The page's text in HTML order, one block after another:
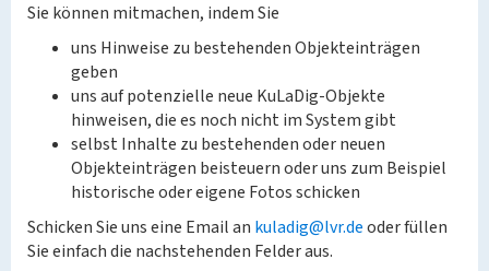
Sie können mitmachen, indem Sie
uns Hinweise zu bestehenden Objekteinträgen
geben
uns auf potenzielle neue KuLaDig-Objekte
hinweisen, die es noch nicht im System gibt
selbst Inhalte zu bestehenden oder neuen
Objekteinträgen beisteuern oder uns zum Beispiel
historische oder eigene Fotos schicken
Schicken Sie uns eine Email an kuladig@lvr.deoder füllen
Sie einfach die nachstehenden Felder aus.